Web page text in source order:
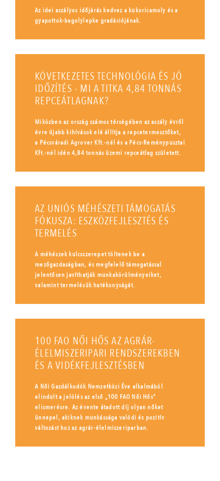
Az idei aszályos időjárás kedvez a kukoricamoly és a
gyapottok-bagolylepke gradációjának.
KÖVETKEZETES TECHNOLÓGIA ÉS JÓ
IDŐZÍTÉS - MI A TITKA 4,84 TONNÁS
REPCEÁTLAGNAK?
Miközben az ország számos térségében az aszály évről
évre újabb kihívások elé állítja a repcetermesztőket,
a Pécsváradi Agrover Kft.-nél és a Pécs-Reménypusztai
Kft.-nél idén 4,84 tonnás üzemi repceátlag született.
AZ UNIÓS MÉHÉSZETI TÁMOGATÁS
FÓKUSZA: ESZKÖZFEJLESZTÉS ÉS
TERMELÉS
A méhészek kulcsszerepet töltenek be a
mezőgazdaságban, és megfelelő támogatással
jelentősen javíthatják munkakörülményeiket,
valamint termelésük hatékonyságát.
100 FAO NŐI HŐS AZ AGRÁR-
ÉLELMISZERIPARI RENDSZEREKBEN
ÉS A VIDÉKFEJLESZTÉSBEN
A Női Gazdálkodók Nemzetközi Éve alkalmából
elindult a jelölés az első „100 FAO Női Hős”
elismerésre. Az évente átadott díj olyan nőket
ünnepel, akiknek munkássága valódi és pozitív
változást hoz az agrár-élelmiszeriparban.